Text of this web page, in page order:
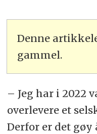
Denne
gammel.
– Jeg har i 2022
overlevere et
Derfor er det gøy